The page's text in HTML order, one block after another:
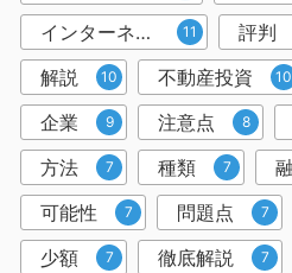
インターネット 11 評判
解説 10 不動産投資 10
企業 9 注意点 8
方法 7 種類 7
可能性 7 問題点 7
少額 7 徹底解説 7